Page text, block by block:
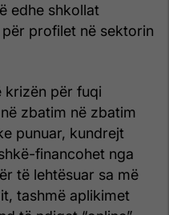
edhe shkollat
profilet në sektorin
krizën për fuqi
zbatim në zbatim
punuar, kundrejt
financohet nga
të lehtësuar sa më
tashmë aplikimet